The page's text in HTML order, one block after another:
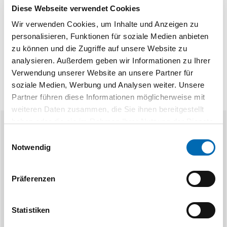
Diese Webseite verwendet Cookies
Wir verwenden Cookies, um Inhalte und Anzeigen zu
personalisieren, Funktionen für soziale Medien anbieten
zu können und die Zugriffe auf unsere Website zu
analysieren. Außerdem geben wir Informationen zu Ihrer
Verwendung unserer Website an unsere Partner für
soziale Medien, Werbung und Analysen weiter. Unsere
Partner führen diese Informationen möglicherweise mit
weiteren Daten zusammen, die Sie ihnen bereitgestellt
Notwendig
Präferenzen
Statistiken
Werkstoff
Stahl
Produktart
Elektro-Tischgestell